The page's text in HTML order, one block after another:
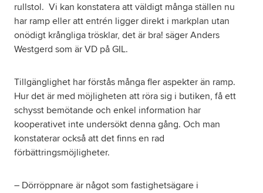
rullstol. Vi kan konstatera att väldigt många ställen nu
har ramp eller att entrén ligger direkt i markplan utan
onödigt krångliga trösklar, det är bra! säger Anders
Westgerd som är VD på GIL.
Tillgänglighet har förstås många fler aspekter än ramp.
Hur det är med möjligheten att röra sig i butiken, få ett
schysst bemötande och enkel information har
kooperativet inte undersökt denna gång. Och man
konstaterar också att det finns en rad
förbättringsmöjligheter.
– Dörröppnare är något som fastighetsägare i